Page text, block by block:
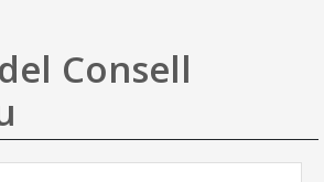
Ajuda
Consell